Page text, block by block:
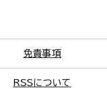
免責事項
RSSについて